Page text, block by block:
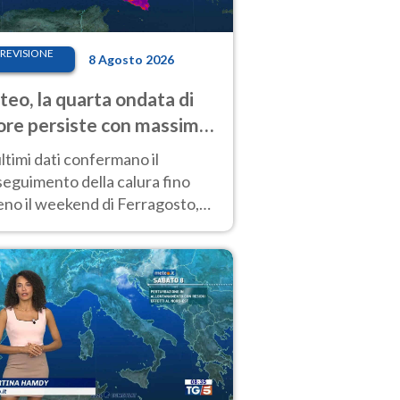
8 Agosto 2026
la quarta ondata di
persiste con massime
molto elevate
dati confermano il
della calura fino
il weekend di Ferragosto,
prossima